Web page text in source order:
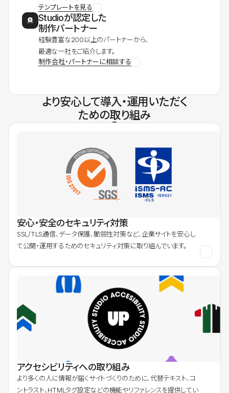
テンプレートを見る
Studioが認定した
制作パートナー
経験豊富な200以上のパートナーから、
最適な一社をご紹介します。
制作会社・パートナーに相談する
より安心して導入・運用いただく
ための取り組み
安心・安全のセキュリティ対策
SSL/TLS通信、データ保護、脆弱性対策など、企業サイトを安心し
て公開・運用するためのセキュリティ対策に取り組んでいます。
アクセシビリティへの取り組み
より多くの人に情報が届くサイトづくりのために、代替テキスト、コ
ントラスト、HTMLタグ設定などの機能やリファレンスを提供してい